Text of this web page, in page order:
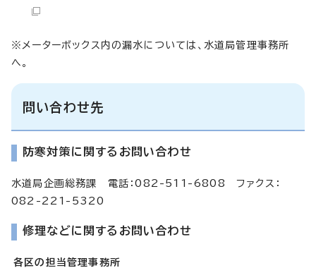
※メーターボックス内の漏水については、水道局管理事務所
へ。
問い合わせ先
防寒対策に関するお問い合わせ
水道局企画総務課 電話：082-511-6808 ファクス：
082-221-5320
修理などに関するお問い合わせ
各区の担当管理事務所